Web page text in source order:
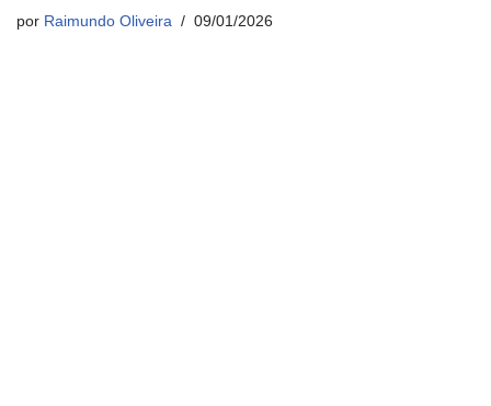
por Raimundo Oliveira 09/01/2026